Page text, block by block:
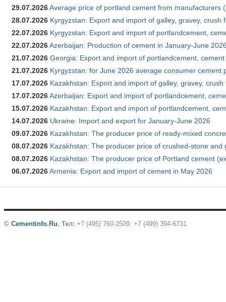
29.07.2026Average price of portland cement from manufacturers
28.07.2026 Kyrgyzstan: Export and import of galley, gravey,
22.07.2026 Kyrgyzstan: Export and import of portlandcement,
22.07.2026Azerbaijan: Production of cement in January-June
21.07.2026 Georgia: Export and import of portlandcement,
21.07.2026 Kyrgyzstan: for June 2026 average consumer cement
17.07.2026 Kazakhstan: Export and import of galley, gravey,
17.07.2026Azerbaijan: Export and import of portlandcement,
15.07.2026 Kazakhstan: Export and import of portlandcement,
14.07.2026 Ukraine: Import and export for January-June 2026
09.07.2026 Kazakhstan: The producer price of ready-mixed
08.07.2026 Kazakhstan: The producer price of crushed-stone and
08.07.2026 Kazakhstan: The producer price of Portland cement
06.07.2026Armenia: Export and import of cement in May 2026
© Cementinfo.Ru. Тел: +7 (495) 760-2509, +7 (499) 394-6731